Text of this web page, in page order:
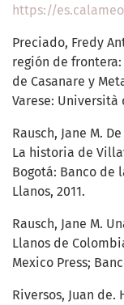
https://
Preciado, Fredy
región de
de Casanare y
Varese: Università
Rausch, Jane M.
La historia de
Bogotá: Banco de
Llanos, 2011.
Rausch, Jane M.
Llanos de
Mexico Press;
Riversos, Juan